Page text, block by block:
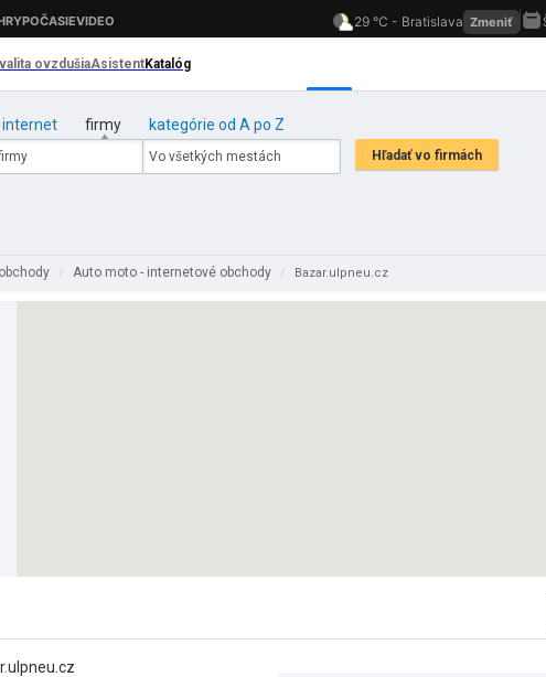
internet firmy kategórie od A po Z
/ Auto moto - internetové obchody / Bazar.ulpneu.cz